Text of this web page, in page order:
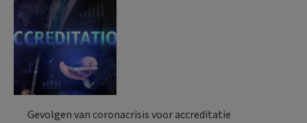
Gevolgen van coronacrisis voor accreditatie